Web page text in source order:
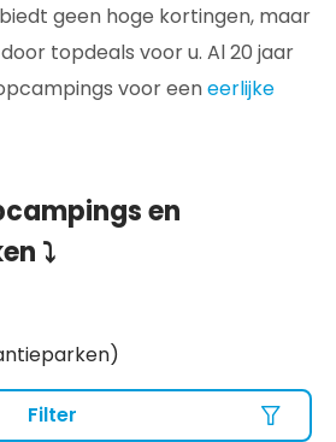
geen hoge kortingen, maar
topdeals voor u. Al 20 jaar
voor eeneerlijke
en
⤵️
Filter